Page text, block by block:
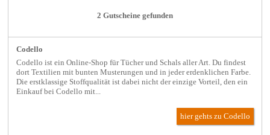
2 Gutscheine gefunden
Codello
Codello ist ein Online-Shop für Tücher und Schals aller Art. Du findest
dort Textilien mit bunten Musterungen und in jeder erdenklichen Farbe.
Die erstklassige Stoffqualität ist dabei nicht der einzige Vorteil, den ein
Einkauf bei Codello mit...
hier gehts zu Codello